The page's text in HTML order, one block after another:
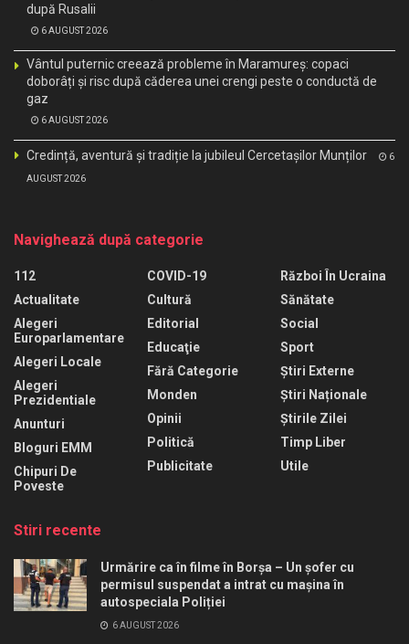
după Rusalii
6 AUGUST 2026
Vântul puternic creează probleme în Maramureș: copaci
doborâți și risc după căderea unei crengi peste o conductă de
gaz
6 AUGUST 2026
Credință, aventură și tradiție la jubileul Cercetașilor Munților 6
AUGUST 2026
Navighează după categorie
112
Actualitate
Alegeri
Europarlamentare
Alegeri Locale
Alegeri
Prezidentiale
Anunturi
Bloguri EMM
Chipuri De
Poveste
COVID-19
Cultură
Editorial
Educaţie
Fără Categorie
Monden
Opinii
Politică
Publicitate
Război În Ucraina
Sănătate
Social
Sport
Știri Externe
Știri Naționale
Știrile Zilei
Timp Liber
Utile
Stiri recente
Urmărire ca în filme în Borșa – Un șofer cu
permisul suspendat a intrat cu mașina în
autospeciala Poliției
6 AUGUST 2026